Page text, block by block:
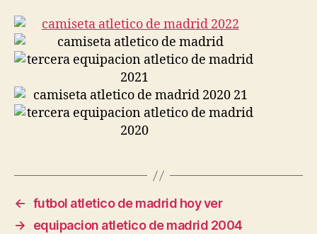
← futbol atletico de madrid hoy ver
→
equipacion atletico de madrid 2004